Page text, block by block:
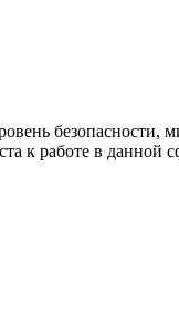
безопасности,
к работе в данной